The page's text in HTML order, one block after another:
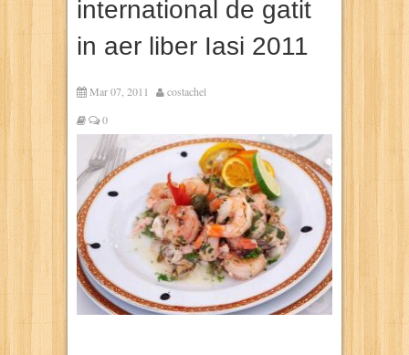
international de gatit
in aer liber Iasi 2011
Mar 07, 2011
costachel
0